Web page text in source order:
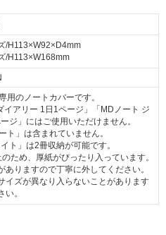
/H113×W92×D4mm
/H113×W168mm
用のノートカバーです。
アリー 1日1ページ」「MDノート ジ
ジ」にはご使用いただけません。
ト」は含まれていません。
ト」は2冊収納が可能です。
ため、厚紙がぴったり入っています。
ありますので丁寧に外してください。
イズが異なり入らないことがあります
い。